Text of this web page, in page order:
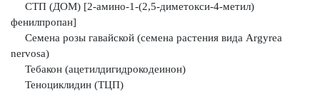
СТП (ДОМ) [2-амино-1-(2,5-диметокси-4-метил)
фенилпропан]
Семена розы гавайской (семена растения вида Argyrea
nervosa)
Тебакон (ацетилдигидрокодеинон)
Теноциклидин (ТЦП)